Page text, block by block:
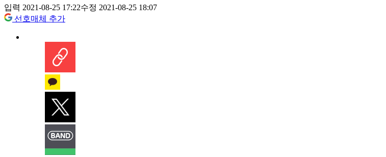
입력 2021-08-25 17:22수정 2021-08-25 18:07
선호매체 추가